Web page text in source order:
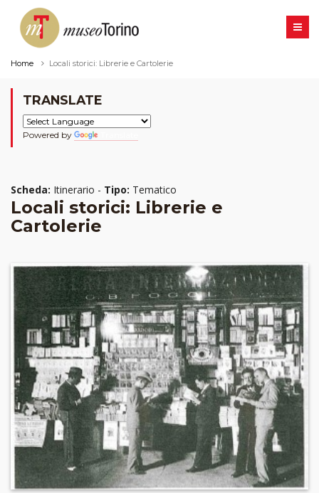
Home Locali storici: Librerie e Cartolerie
TRANSLATE
Powered by
Scheda: Itinerario - Tipo: Tematico
Locali storici: Librerie e
Cartolerie